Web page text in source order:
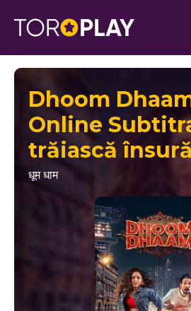
Dhoom
Online
trăiască
धूम धाम